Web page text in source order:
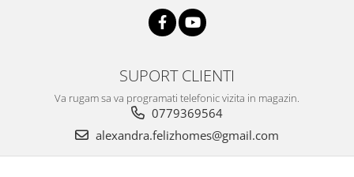
SUPORT CLIENTI
Va rugam sa va programati telefonic vizita in magazin.
0779369564
alexandra.felizhomes@gmail.com